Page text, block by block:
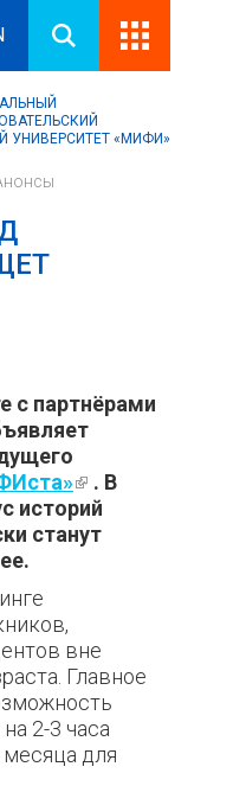
УНИВЕРСИТЕТ «МИФИ»
с партнёрами
(внешняя
ссылка)
. В
историй
станут
вне
Главное
2-3 часа
для